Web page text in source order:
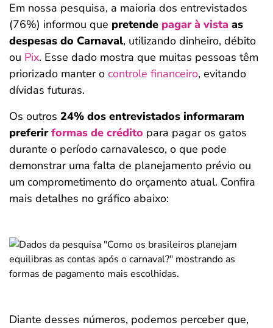
Em nossa pesquisa, a maioria dos entrevistados
(76%) informou que pretende pagar à vista as
despesas do Carnaval, utilizando dinheiro, débito
ou Pix. Esse dado mostra que muitas pessoas têm
priorizado manter o controle financeiro, evitando
dívidas futuras.
Os outros 24% dos entrevistados informaram
preferirformas de crédito para pagar os gatos
durante o período carnavalesco, o que pode
demonstrar uma falta de planejamento prévio ou
um comprometimento do orçamento atual. Confira
mais detalhes no gráfico abaixo:
Diante desses números, podemos perceber que,